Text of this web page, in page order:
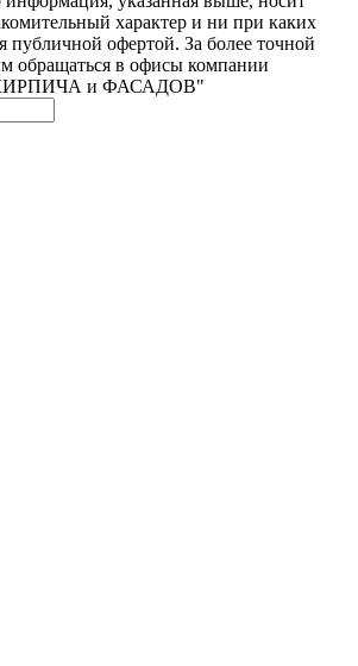
характер и ни при каких
публичной офертой. За более точной
обращаться в офисы компании
и ФАСАДОВ"